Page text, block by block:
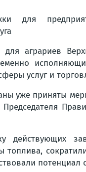
для
аграриев
услуг и
уже приняты
Председателя
действующих
топлива,